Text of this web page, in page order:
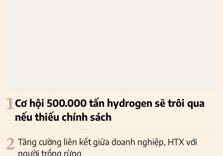
1Cơ hội 500.000 tấn hydrogen sẽ trôi qua
nếu thiếu chính sách
2 Tăng cường liên kết giữa doanh nghiệp, HTX với
người trồng rừng